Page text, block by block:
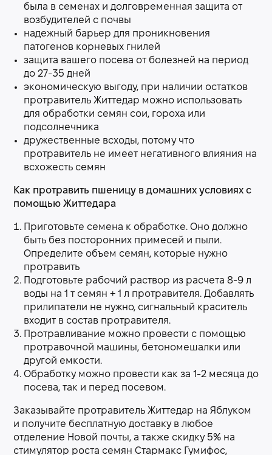
была в семенах и долговременная защита от
возбудителей с почвы
надежный барьер для проникновения
патогенов корневых гнилей
защита вашего посева от болезней на период
до 27-35 дней
экономическую выгоду, при наличии остатков
протравитель Життедар можно использовать
для обработки семян сои, гороха или
подсолнечника
дружественные всходы, потому что
протравитель не имеет негативного влияния на
всхожесть семян
Как протравить пшеницу в домашних условиях с
помощью Життедара
Приготовьте семена к обработке. Оно должно
быть без посторонних примесей и пыли.
Определите объем семян, которые нужно
протравить
Подготовьте рабочий раствор из расчета 8-9 л
воды на 1 т семян + 1 л протравителя. Добавлять
прилипатели не нужно, сигнальный краситель
входит в состав протравителя.
Протравливание можно провести с помощью
протравочной машины, бетономешалки или
другой емкости.
Обработку можно провести как за 1-2 месяца до
посева, так и перед посевом.
Заказывайте протравитель Життедар на Яблуком
и получите бесплатную доставку в любое
отделение Новой почты, а также скидку 5% на
стимулятор роста семян Стармакс Гумифос,